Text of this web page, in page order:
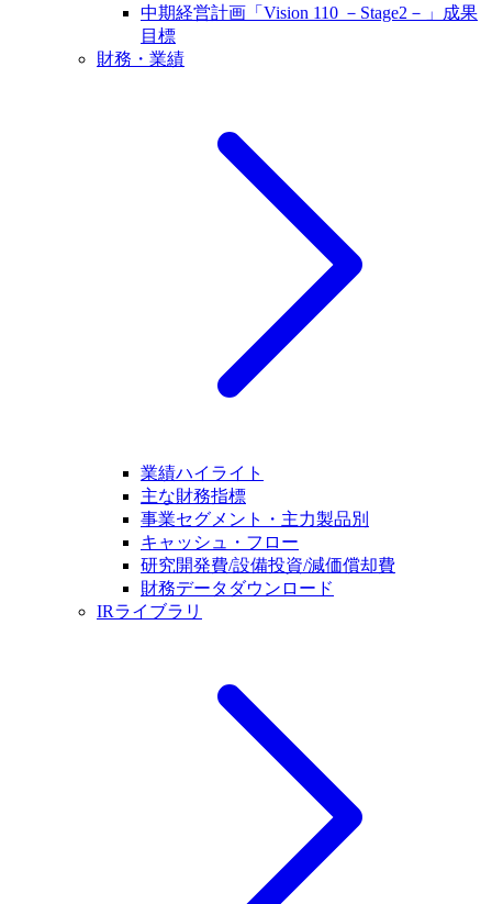
中期経営計画「Vision 110 －Stage2－」成果
目標
財務・業績
業績ハイライト
主な財務指標
事業セグメント・主力製品別
キャッシュ・フロー
研究開発費/設備投資/減価償却費
財務データダウンロード
IRライブラリ